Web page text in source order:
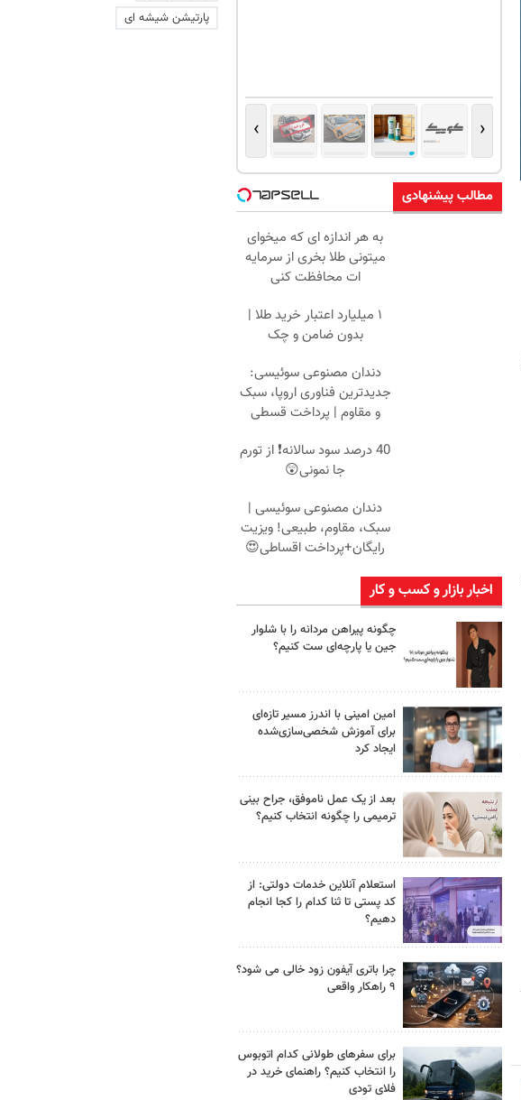
‹
›
مطالب پیشنهادی
به هر اندازه ای که میخوای
میتونی طلا بخری از سرمایه
ات محافظت کنی
۱ میلیارد اعتبار خرید طلا |
بدون ضامن و چک
دندان مصنوعی سوئیسی:
جدیدترین فناوری اروپا، سبک
و مقاوم | پرداخت قسطی
40 درصد سود سالانه❗ از تورم
جا نمونی😲
دندان مصنوعی سوئیسی |
سبک، مقاوم، طبیعی! ویزیت
رایگان+پرداخت اقساطی😍
اخبار بازار و کسب و کار
چگونه پیراهن مردانه را با شلوار
جین یا پارچه‌ای ست کنیم؟
امین امینی با اندرز مسیر تازه‌ای
برای آموزش شخصی‌سازی‌شده
ایجاد کرد
بعد از یک عمل ناموفق، جراح بینی
ترمیمی را چگونه انتخاب کنیم؟
استعلام آنلاین خدمات دولتی: از
کد پستی تا ثنا کدام را کجا انجام
دهیم؟
چرا باتری آیفون زود خالی می شود؟
۹ راهکار واقعی
برای سفرهای طولانی کدام اتوبوس
را انتخاب کنیم؟ راهنمای خرید در
فلای تودی
پارتیشن شیشه ای